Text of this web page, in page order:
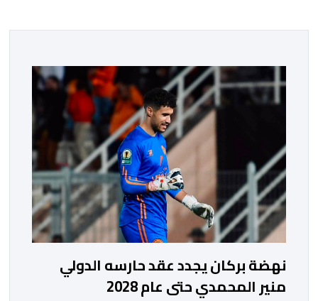
نهضة بركان يجدد عقد حارسه الدولي
منير المحمدي حتى عام 2028